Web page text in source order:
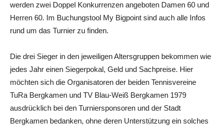
werden zwei Doppel Konkurrenzen angeboten Damen 60 und
Herren 60. Im Buchungstool My Bigpoint sind auch alle Infos
rund um das Turnier zu finden.
Die drei Sieger in den jeweiligen Altersgruppen bekommen wie
jedes Jahr einen Siegerpokal, Geld und Sachpreise. Hier
möchten sich die Organisatoren der beiden Tennisvereine
TuRa Bergkamen und TV Blau-Weiß Bergkamen 1979
ausdrücklich bei den Turniersponsoren und der Stadt
Bergkamen bedanken, ohne deren Unterstützung ein solches